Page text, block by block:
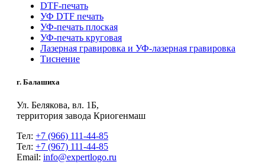
DTF-печать
УФ DTF печать
УФ-печать плоская
УФ-печать круговая
Лазерная гравировка и УФ-лазерная гравировка
Тиснение
г. Балашиха
Ул. Белякова, вл. 1Б,
территория завода Криогенмаш
Тел: +7 (966) 111-44-85
Тел: +7 (967) 111-44-85
Email: info@expertlogo.ru